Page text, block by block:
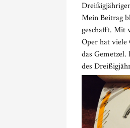
Mein Beitrag
geschafft. Mit
Oper hat viele
das
des